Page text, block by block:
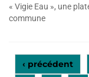
« Vigie Eau », une
commune
‹ précédent